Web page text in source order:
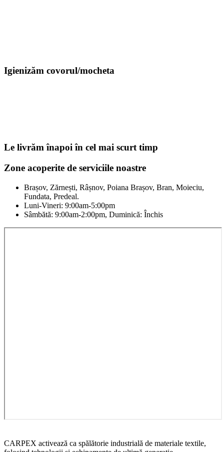
Igienizăm covorul/mocheta
Le livrăm înapoi în cel mai scurt timp
Zone acoperite de serviciile noastre
Brașov, Zărnești, Râșnov, Poiana Brașov, Bran, Moieciu,
Fundata, Predeal.
Luni-Vineri: 9:00am-5:00pm
Sâmbătă: 9:00am-2:00pm, Duminică: Închis
CARPEX activează ca spălătorie industrială de materiale textile,